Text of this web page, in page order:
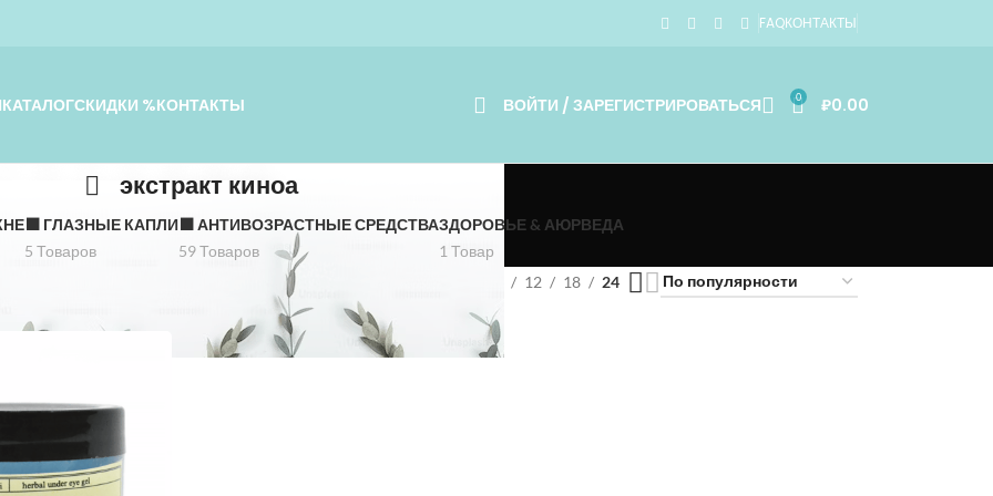
FAQКОНТАКТЫ
КАТАЛОГСКИДКИ %КОНТАКТЫ ВОЙТИ / ЗАРЕГИСТРИРОВАТЬСЯ 0 ₽0.00
экстракт киноа
⬛️ ГЛАЗНЫЕ КАПЛИ
5 Товаров
⬛️ АНТИВОЗРАСТНЫЕ СРЕДСТВА
59 Товаров
ЗДОРОВЬЕ & АЮРВЕДА
1 Товар
12 18 24